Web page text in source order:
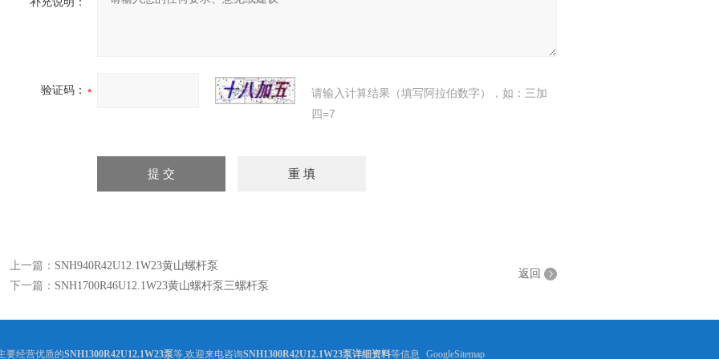
验证码：
请输入计算结果（填写阿拉伯数字），如：三加
四=7
上一篇： SNH940R42U12.1W23黄山螺杆泵
下一篇： SNH1700R46U12.1W23黄山螺杆泵三螺杆泵
返回
要经营优质的SNH1300R42U12.1W23泵等,欢迎来电咨询SNH1300R42U12.1W23泵详细资料等信息 GoogleSitemap